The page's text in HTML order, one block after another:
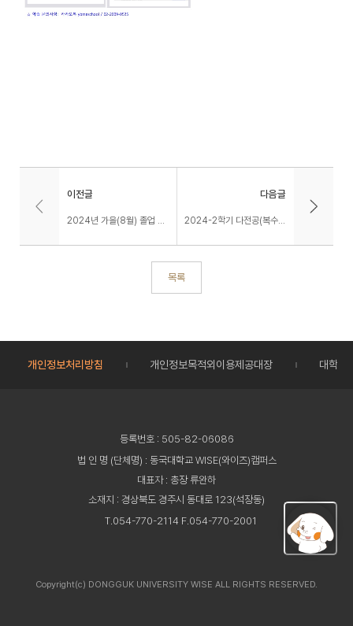
이전글
2024년 가을(8월) 졸업 연기 신청 안내
다음글
2024-2학기 다전공(복수·연계·융합) 신청 안내
목록
개인정보처리방침 개인정보목적외이용제공대장 대학정
등록번호 : 505-82-06086
법 인 명 (단체명) : 동국대학교 WISE(와이즈)캠퍼스
대표자 : 총장 류완하
소재지 : 경상북도 경주시 동대로 123(석장동)
T.054-770-2114 F.054-770-2001
Copyright(c) DONGGUK UNIVERSITY WISE ALL RIGHTS RESERVED.